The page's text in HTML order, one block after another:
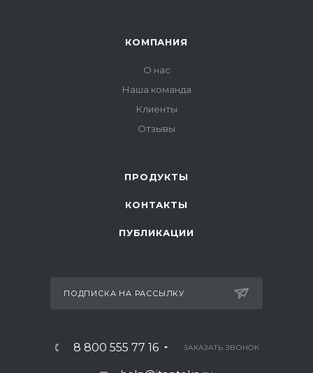
КОМПАНИЯ
О нас
Наша команда
Клиенты
Отзывы
ПРОДУКТЫ
КОНТАКТЫ
ПУБЛИКАЦИИ
ПОДПИСКА НА РАССЫЛКУ
8 800 555 77 16 ЗАКАЗАТЬ ЗВОНОК